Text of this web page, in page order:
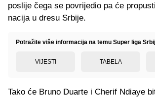
poslije čega se povrijedio pa će
nacija u dresu Srbije.
Potražite više informacija na temu Super liga
VIJESTI TABELA
Tako će Bruno Duarte i Cherif Ndiaye